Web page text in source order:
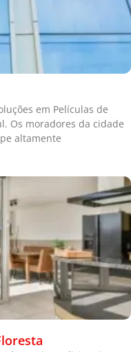
em Películas de
Os moradores da cidade
altamente